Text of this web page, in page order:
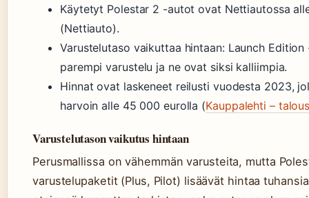
Käytetyt Polestar 2 -autot ovat Nettiautossa
(Nettiauto).
Varustelutaso vaikuttaa hintaan: Launch Edition
parempi varustelu ja ne ovat siksi kalliimpia.
Hinnat ovat laskeneet reilusti vuodesta 2023,
harvoin alle 45 000 eurolla (Kauppalehti –
Varustelutason vaikutus hintaan
Perusmallissa on vähemmän varusteita, mutta
varustelupaketit (Plus, Pilot) lisäävät hintaa